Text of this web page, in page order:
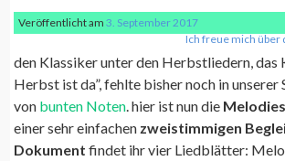
Veröffentlicht am3. September 2017
Ich freue mich
den Klassiker unter den Herbstliedern, das
Herbst ist da”, fehlte bisher noch in unserer
von bunten Noten. hier ist nun die
einer sehr einfachen zweistimmigen
Dokumentfindet ihr vier Liedblätter: